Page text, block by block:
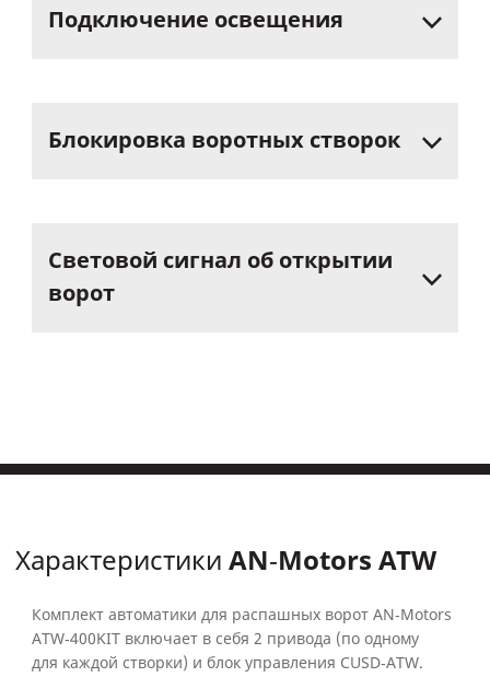
Подключение освещения
Блокировка воротных створок
Световой сигнал об открытии
ворот
Характеристики AN‑Motors ATW
Комплект автоматики для распашных ворот AN‑Motors
ATW‑400KIT включает в себя 2 привода (по одному
для каждой створки) и блок управления CUSD‑ATW.